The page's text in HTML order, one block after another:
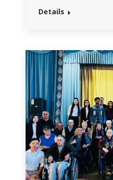
М. Хисметова,
тұратын көп
мақсатында
Details